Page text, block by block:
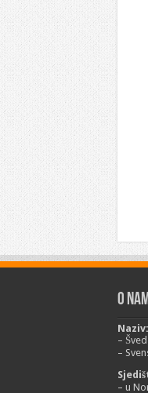
O
Naziv:
–
–
– u